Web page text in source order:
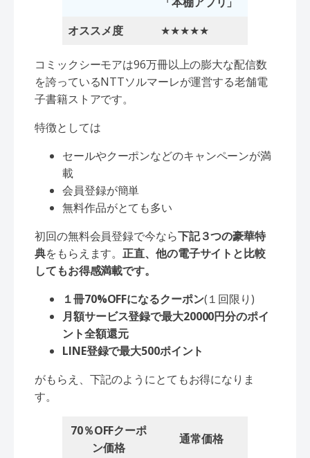
オススメ度
★★★★★
コミックシーモアは96万冊以上の膨大な配信数
を誇っているNTTソルマーレが運営する老舗電
子書籍ストアです。
特徴としては
セールやクーポンなどのキャンペーンが満
載
会員登録が簡単
無料作品がとても多い
初回の無料会員登録で今なら下記３つの豪華特
典をもらえます。正直、他の電子サイトと比較
してもお得感満載です。
１冊70%OFFになるクーポン(１回限り)
月額サービス登録で最大20000円分のポイ
ント全額還元
LINE登録で最大500ポイント
がもらえ、下記のようにとてもお得になりま
す。
70％OFFクーポ
ン価格
通常価格